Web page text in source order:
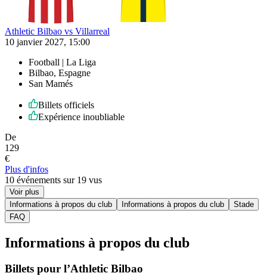
Athletic Bilbao vs Villarreal
10 janvier 2027, 15:00
Football | La Liga
Bilbao, Espagne
San Mamés
Billets officiels
Expérience inoubliable
De
129
€
Plus d'infos
10 événements sur 19 vus
Voir plus
Informations à propos du club
Informations à propos du club
Stade
FAQ
Informations à propos du club
Billets pour l’Athletic Bilbao